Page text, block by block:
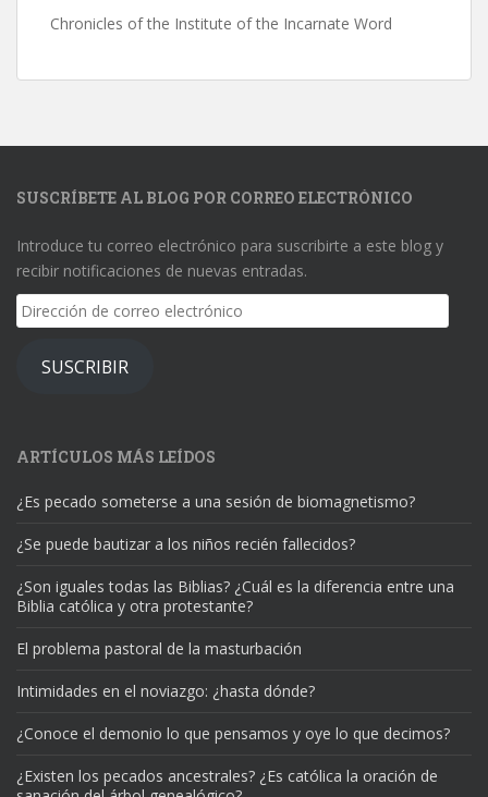
Chronicles of the Institute of the Incarnate Word
SUSCRÍBETE AL BLOG POR CORREO ELECTRÓNICO
Introduce tu correo electrónico para suscribirte a este blog y
recibir notificaciones de nuevas entradas.
Dirección
de
correo
SUSCRIBIR
ARTÍCULOS MÁS LEÍDOS
¿Es pecado someterse a una sesión de biomagnetismo?
¿Se puede bautizar a los niños recién fallecidos?
¿Son iguales todas las Biblias? ¿Cuál es la diferencia entre una
Biblia católica y otra protestante?
El problema pastoral de la masturbación
Intimidades en el noviazgo: ¿hasta dónde?
¿Conoce el demonio lo que pensamos y oye lo que decimos?
¿Existen los pecados ancestrales? ¿Es católica la oración de